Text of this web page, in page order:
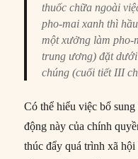
thuốc chữa ngoài
pho-mai xanh thì
một xưởng làm pho-
trung ương) đặt
chúng (cuối tiết III
Có thể hiểu việc bổ
động này của chính
thúc đẩy quá trình xã